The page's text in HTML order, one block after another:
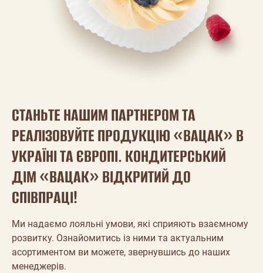
СТАНЬТЕ НАШИМ ПАРТНЕРОМ ТА
РЕАЛІЗОВУЙТЕ ПРОДУКЦІЮ «ВАЦАК» В
УКРАЇНІ ТА ЄВРОПІ. КОНДИТЕРСЬКИЙ
ДІМ «ВАЦАК» ВІДКРИТИЙ ДО
СПІВПРАЦІ!
Ми надаємо лояльні умови, які сприяють взаємному
розвитку. Ознайомитись із ними та актуальним
асортиментом ви можете, звернувшись до наших
менеджерів.